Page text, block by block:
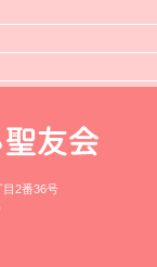
目2番36号